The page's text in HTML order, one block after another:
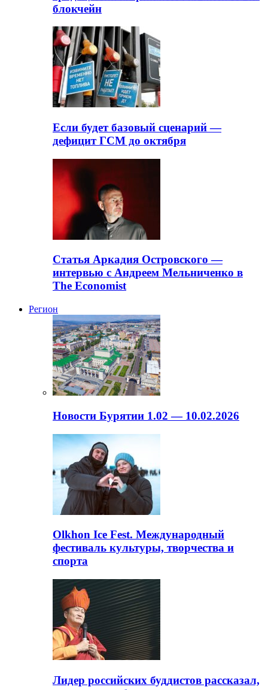
блокчейн
Если будет базовый сценарий —
дефицит ГСМ до октября
Статья Аркадия Островского —
интервью с Андреем Мельниченко в
The Economist
Регион
Новости Бурятии 1.02 — 10.02.2026
Olkhon Ice Fest. Международный
фестиваль культуры, творчества и
спорта
Лидер российских буддистов рассказал,